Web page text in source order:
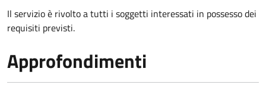
Il servizio è rivolto a tutti i soggetti interessati in possesso dei
requisiti previsti.
Approfondimenti